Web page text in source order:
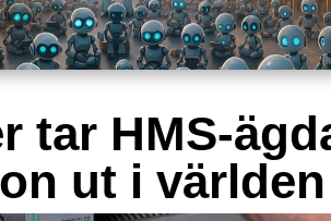
tar HMS-
ut i världen